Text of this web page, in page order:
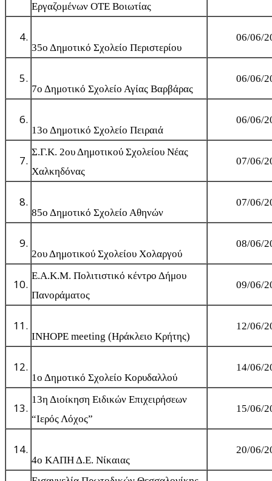
Εργαζομένων ΟΤΕ Βοιωτίας
35ο Δημοτικό Σχολείο Περιστερίου
06/06/
7ο Δημοτικό Σχολείο Αγίας Βαρβάρας
06/06/
13ο Δημοτικό Σχολείο Πειραιά
06/06/
Σ.Γ.Κ. 2ου Δημοτικού Σχολείου Νέας
Χαλκηδόνας
07/06/
85ο Δημοτικό Σχολείο Αθηνών
07/06/
2ου Δημοτικού Σχολείου Χολαργού
08/06/
Ε.Α.Κ.Μ. Πολιτιστικό κέντρο Δήμου
Πανοράματος
09/06/
INHOPE meeting (Ηράκλειο Κρήτης)
12/06/
1ο Δημοτικό Σχολείο Κορυδαλλού
14/06/
13η Διοίκηση Ειδικών Επιχειρήσεων
“Ιερός Λόχος”
15/06/
4ο ΚΑΠΗ Δ.Ε. Νίκαιας
20/06/